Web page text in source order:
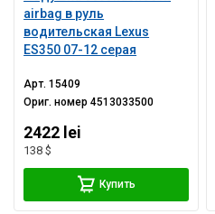
airbag в руль
водительская Lexus
ES350 07-12 серая
Арт.15409
Ориг. номер4513033500
2422 lei
138 $
Купить